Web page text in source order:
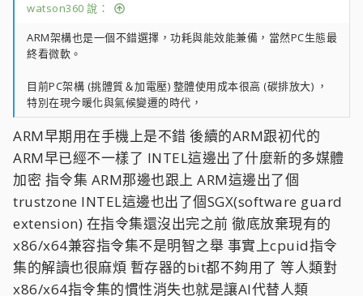
watson360 說：
ARM架構也是一個不錯選擇，功耗與能效能兼備，當然PC生態最
終看微軟。
目前PC架構 (挑體質＆加電壓) 整體使用成本很高 (碳排放大) ，
特別在現今暖化與氣候變遷的時代，
ARM早期用在手機上是不錯 後續的ARM跟初代的
ARM早已經不一樣了 INTEL這邊出了什麼新的多媒體
加密 指令集 ARM那邊也跟上 ARM這邊出了個
trustzone INTEL這邊也出了個SGX(software guard
extension) 在指令集還沒出完之前 徹底放棄現有的
x86/x64兼容指令集不是明智之舉 事實上cpuid指令
集的解讀也很麻煩 暫存器的bit都不夠用了 等人類對
x86/x64指令集的慣性消失也就是讓AI代替人類